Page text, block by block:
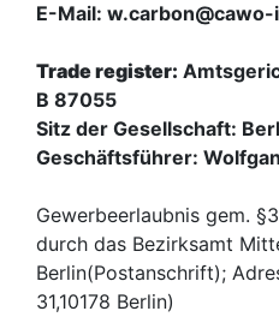
E-Mail:
Trade register:
B 87055
Sitz der Gesellschaft:
Geschäftsführer:
Gewerbeerlaubnis gem.
durch das Bezirksamt
Berlin(Postanschrift);
31,10178 Berlin)